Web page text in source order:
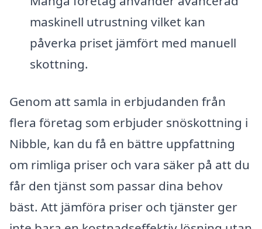
maskinell utrustning vilket kan
påverka priset jämfört med manuell
skottning.
Genom att samla in erbjudanden från
flera företag som erbjuder snöskottning i
Nibble, kan du få en bättre uppfattning
om rimliga priser och vara säker på att du
får den tjänst som passar dina behov
bäst. Att jämföra priser och tjänster ger